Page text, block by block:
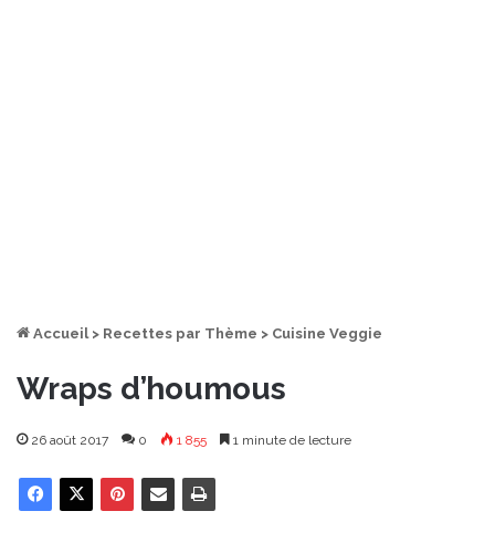
Accueil > Recettes par Thème > Cuisine Veggie
Wraps d’houmous
26 août 2017 0 1 855 1 minute de lecture